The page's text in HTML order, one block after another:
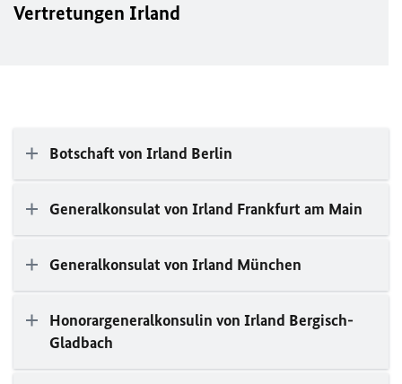
Vertretungen Irland
Botschaft von Irland Berlin
Generalkonsulat von Irland Frankfurt am Main
Generalkonsulat von Irland München
Honorargeneralkonsulin von Irland Bergisch-
Gladbach